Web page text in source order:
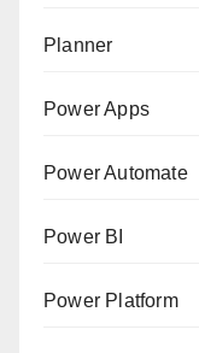
Planner
Power Apps
Power Automate
Power BI
Power Platform